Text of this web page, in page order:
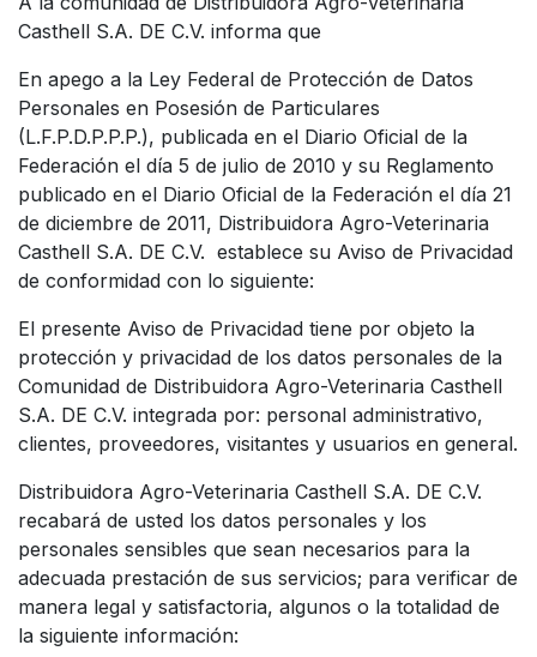
Casthell S.A. DE C.V. informa que
En apego a la Ley Federal de Protección de Datos
Personales en Posesión de Particulares
(L.F.P.D.P.P.P.), publicada en el Diario Oficial de la
Federación el día 5 de julio de 2010 y su Reglamento
publicado en el Diario Oficial de la Federación el día 21
de diciembre de 2011, Distribuidora Agro-Veterinaria
Casthell S.A. DE C.V. establece su Aviso de Privacidad
de conformidad con lo siguiente:
El presente Aviso de Privacidad tiene por objeto la
protección y privacidad de los datos personales de la
Comunidad de Distribuidora Agro-Veterinaria Casthell
S.A. DE C.V. integrada por: personal administrativo,
clientes, proveedores, visitantes y usuarios en general.
Distribuidora Agro-Veterinaria Casthell S.A. DE C.V.
recabará de usted los datos personales y los
personales sensibles que sean necesarios para la
adecuada prestación de sus servicios; para verificar de
manera legal y satisfactoria, algunos o la totalidad de
la siguiente información: